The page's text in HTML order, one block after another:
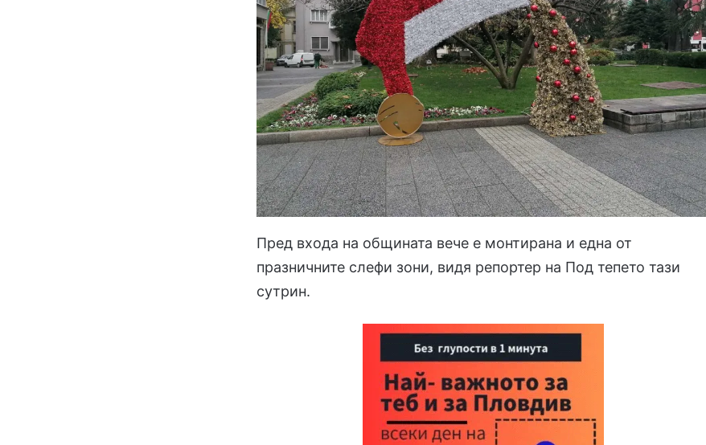
Пред входа на общината вече е монтирана и една от
празничните слефи зони, видя репортер на Под тепето тази
сутрин.